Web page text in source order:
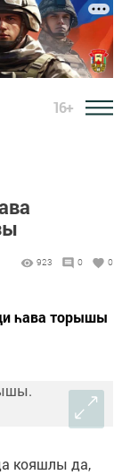
16+
923 0 0
һава торышы
кояшлы да,